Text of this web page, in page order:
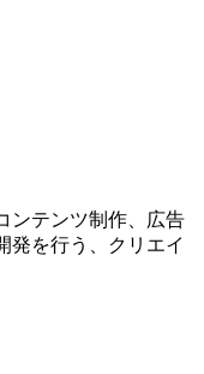
ンテンツ制作、広告
を行う、
クリエイ